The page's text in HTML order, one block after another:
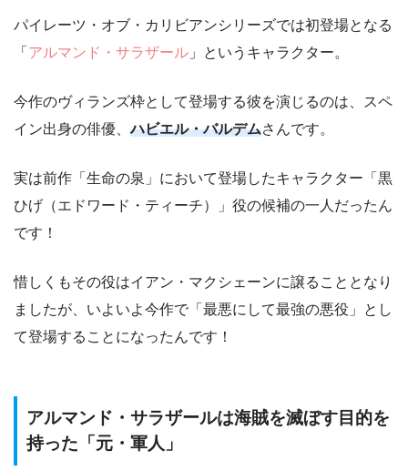
パイレーツ・オブ・カリビアンシリーズでは初登場となる
「 アルマンド・サラザール 」というキャラクター。
今作のヴィランズ枠として登場する彼を演じるのは、スペ
イン出身の俳優、ハビエル・バルデムさんです。
実は前作「生命の泉」において登場したキャラクター「黒
ひげ（エドワード・ティーチ）」役の候補の一人だったん
です！
惜しくもその役はイアン・マクシェーンに譲ることとなり
ましたが、いよいよ今作で「最悪にして最強の悪役」とし
て登場することになったんです！
アルマンド・サラザールは海賊を滅ぼす目的を
持った「元・軍人」